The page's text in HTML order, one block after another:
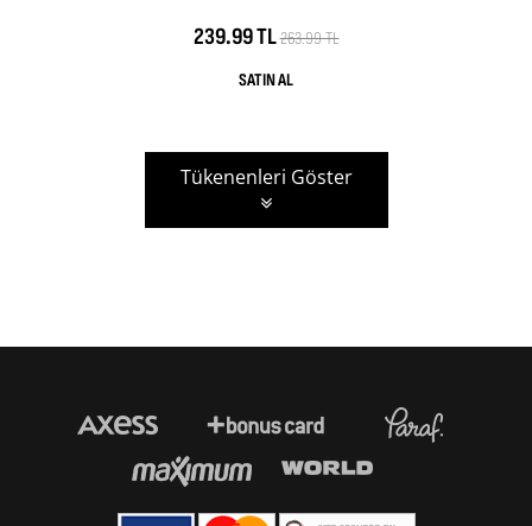
239.99 TL263.99 TL
Tükenenleri Göster